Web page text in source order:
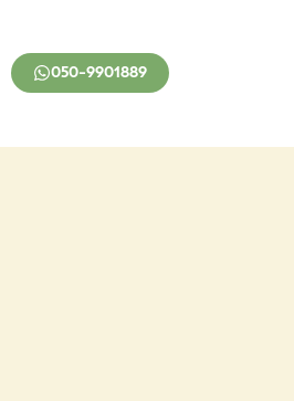
050-9901889